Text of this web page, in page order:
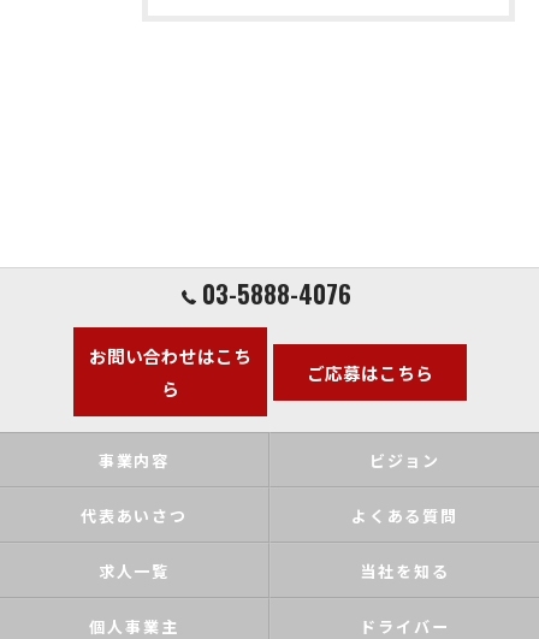
03-5888-4076
お問い合わせはこち
ら
ご応募はこちら
事業内容 ビジョン
代表あいさつ よくある質問
求人一覧 当社を知る
個人事業主 ドライバー